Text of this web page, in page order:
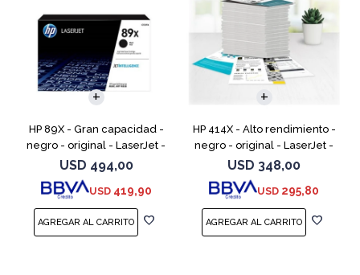
HP 89X - Gran capacidad -
negro - original - LaserJet -
cartucho de tóner (CF289X)
USD 494,00
USD 419,90
HP 414X - Alto rendimiento -
negro - original - LaserJet -
cartucho de tóner (W2020X) -
para Color LaserJet
Enterprise M455, MFP
USD 348,00
USD 295,80